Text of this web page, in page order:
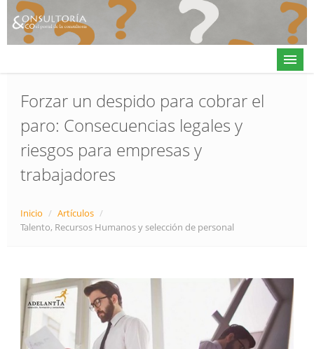
Actualidad
Directorio
Alta en directorio / Log in
Contacto
Forzar un despido para cobrar el
paro: Consecuencias legales y
riesgos para empresas y
trabajadores
Inicio / Artículos /
Talento, Recursos Humanos y selección de personal